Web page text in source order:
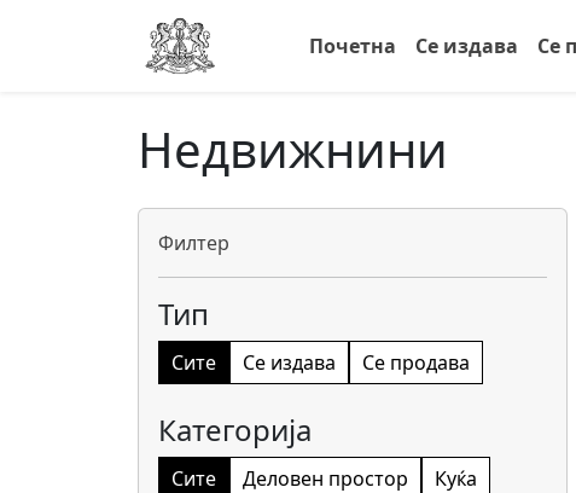
Почетна Се издава Се
Недвижнини
Филтер
Тип
Сите Се издава Се продава
Категорија
Сите Деловен простор
Куќа